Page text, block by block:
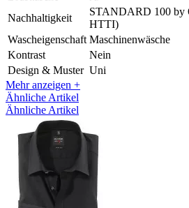
Nachhaltigkeit
STANDARD 100
HTTI)
Wascheigenschaft Maschinenwäsche
Kontrast
Nein
Design & Muster Uni
Mehr anzeigen +
Ähnliche Artikel
Ähnliche Artikel